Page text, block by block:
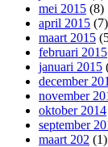
mei 2015 (8)
april 2015 (7)
maart 2015
februari 2015
januari 2015
december
november
oktober 2014
september
maart 202 (1)